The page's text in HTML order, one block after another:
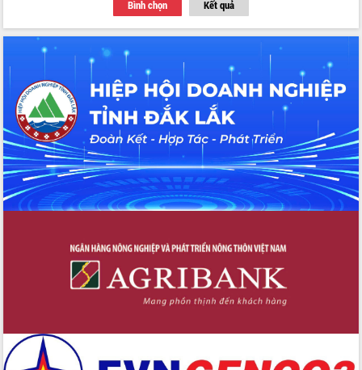
Du lịch Đắk Lắk nâng tầm trải nghiệm
du khách thông qua Hệ thống cơ sở dữ
liệu và Bản đồ số
Tập huấn ứng dụng trí tuệ nhân tạo (AI)
trong thương mại điện tử năm 2026
Đoàn đại biểu Quốc hội tỉnh Đắk Lắk
trao đổi thông tin trước Kỳ họp thứ
nhất, Quốc hội khóa XVI
Quyết liệt cải cách hành chính, khơi
thông nguồn lực phát triển
Nâng cao hiệu lực, hiệu quả HĐND
Xã Ea Phê gắn cải cách hành chính với
chuyển đổi số
Phó Chủ tịch Thường trực UBND tỉnh
Hồ Thị Nguyên Thảo làm việc tại Trung
tâm Phục vụ hành chính công xã Ea
Xây dựng nền hành chính số đồng
hành cùng nông dân dân, doanh nghiệp
Bình chọn Kết quả